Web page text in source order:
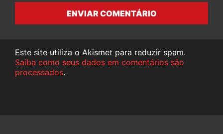
ENVIAR COMENTÁRIO
Este site utiliza o Akismet para reduzir spam.
Saiba como seus dados em comentários são
processados.